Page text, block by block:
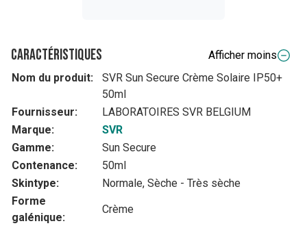
Caractéristiques
Afficher moins
Nom du produit:
SVR Sun Secure Crème Solaire IP50+
50ml
Fournisseur:
LABORATOIRES SVR BELGIUM
Marque:
SVR
Gamme:
Sun Secure
Contenance:
50ml
Skintype:
Normale, Sèche - Très sèche
Forme
galénique:
Crème